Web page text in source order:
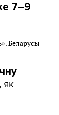
7–9
як